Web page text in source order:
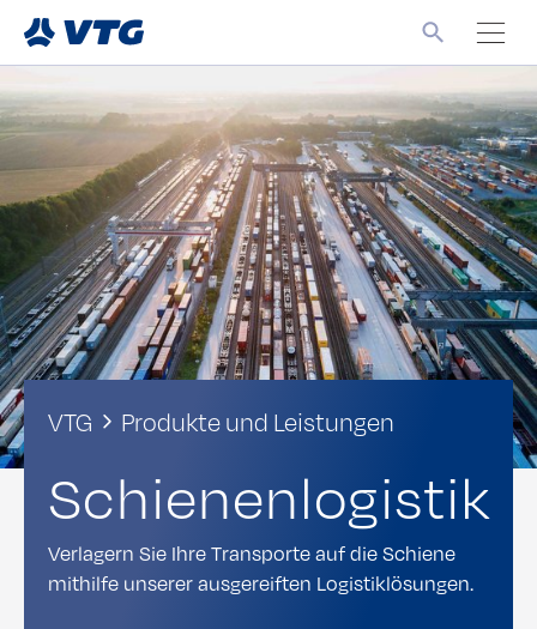
VTG Produkte und Leistungen
Schienenlogistik
Verlagern Sie Ihre Transporte auf die Schiene
mithilfe unserer ausgereiften Logistiklösungen.